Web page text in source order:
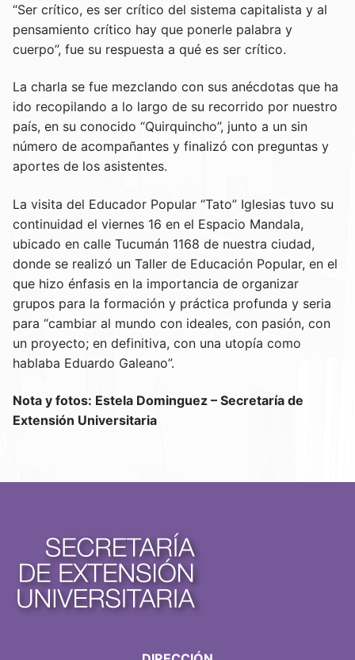
“Ser crítico, es ser crítico del sistema capitalista y al
pensamiento crítico hay que ponerle palabra y
cuerpo”, fue su respuesta a qué es ser crítico.
La charla se fue mezclando con sus anécdotas que ha
ido recopilando a lo largo de su recorrido por nuestro
país, en su conocido “Quirquincho”, junto a un sin
número de acompañantes y finalizó con preguntas y
aportes de los asistentes.
La visita del Educador Popular “Tato” Iglesias tuvo su
continuidad el viernes 16 en el Espacio Mandala,
ubicado en calle Tucumán 1168 de nuestra ciudad,
donde se realizó un Taller de Educación Popular, en el
que hizo énfasis en la importancia de organizar
grupos para la formación y práctica profunda y seria
para “cambiar al mundo con ideales, con pasión, con
un proyecto; en definitiva, con una utopía como
hablaba Eduardo Galeano”.
Nota y fotos: Estela Dominguez – Secretaría de
Extensión Universitaria